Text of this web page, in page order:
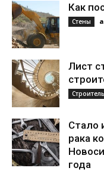
Как
Стены
Лист
Стало
рака
года